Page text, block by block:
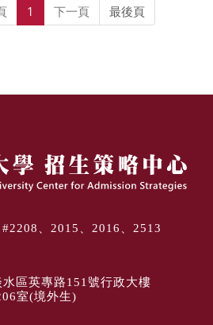
1 下一頁 最後頁
、2015、2016、2513
區英專路151號行政大樓
室(境外生)